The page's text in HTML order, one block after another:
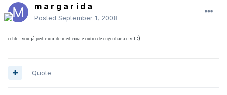
m a r g a r i d a
Posted September 1, 2008
eehh...vou já pedir um de medicina e outro de engenharia civil :)
Quote